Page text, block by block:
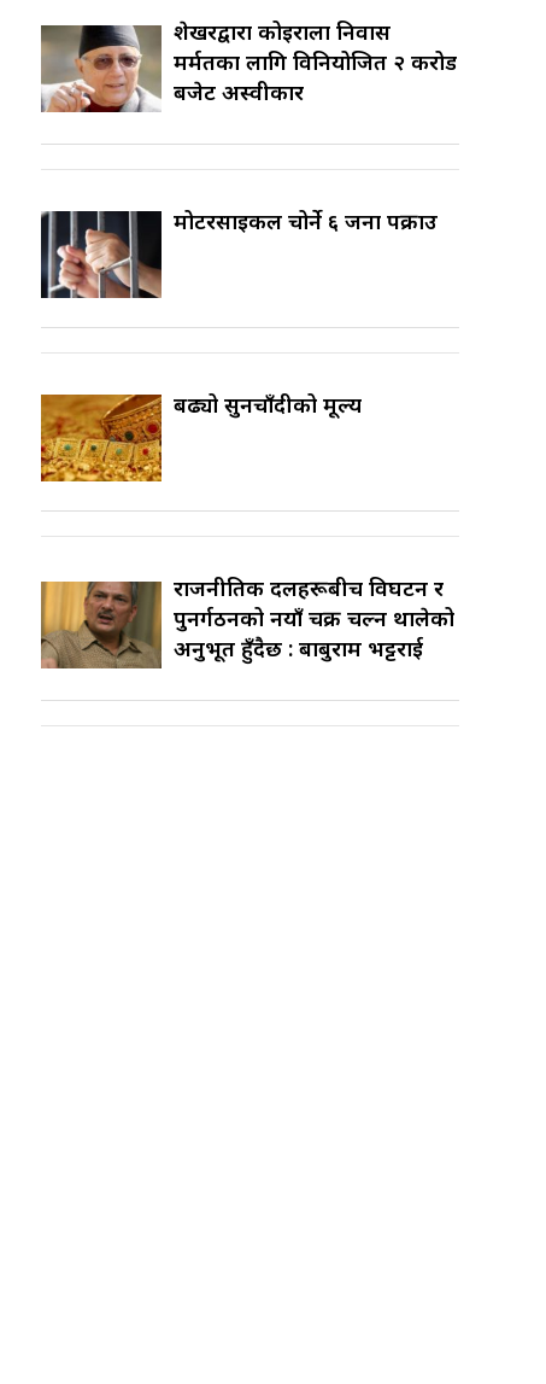
शेखरद्वारा कोइराला निवास
मर्मतका लागि विनियोजित २ करोड
बजेट अस्वीकार
मोटरसाइकल चोर्ने ६ जना पक्राउ
बढ्यो सुनचाँदीको मूल्य
राजनीतिक दलहरूबीच विघटन र
पुनर्गठनको नयाँ चक्र चल्न थालेको
अनुभूत हुँदैछ : बाबुराम भट्टराई